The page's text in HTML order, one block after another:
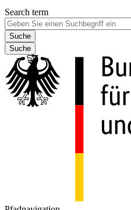
Search term
Suche